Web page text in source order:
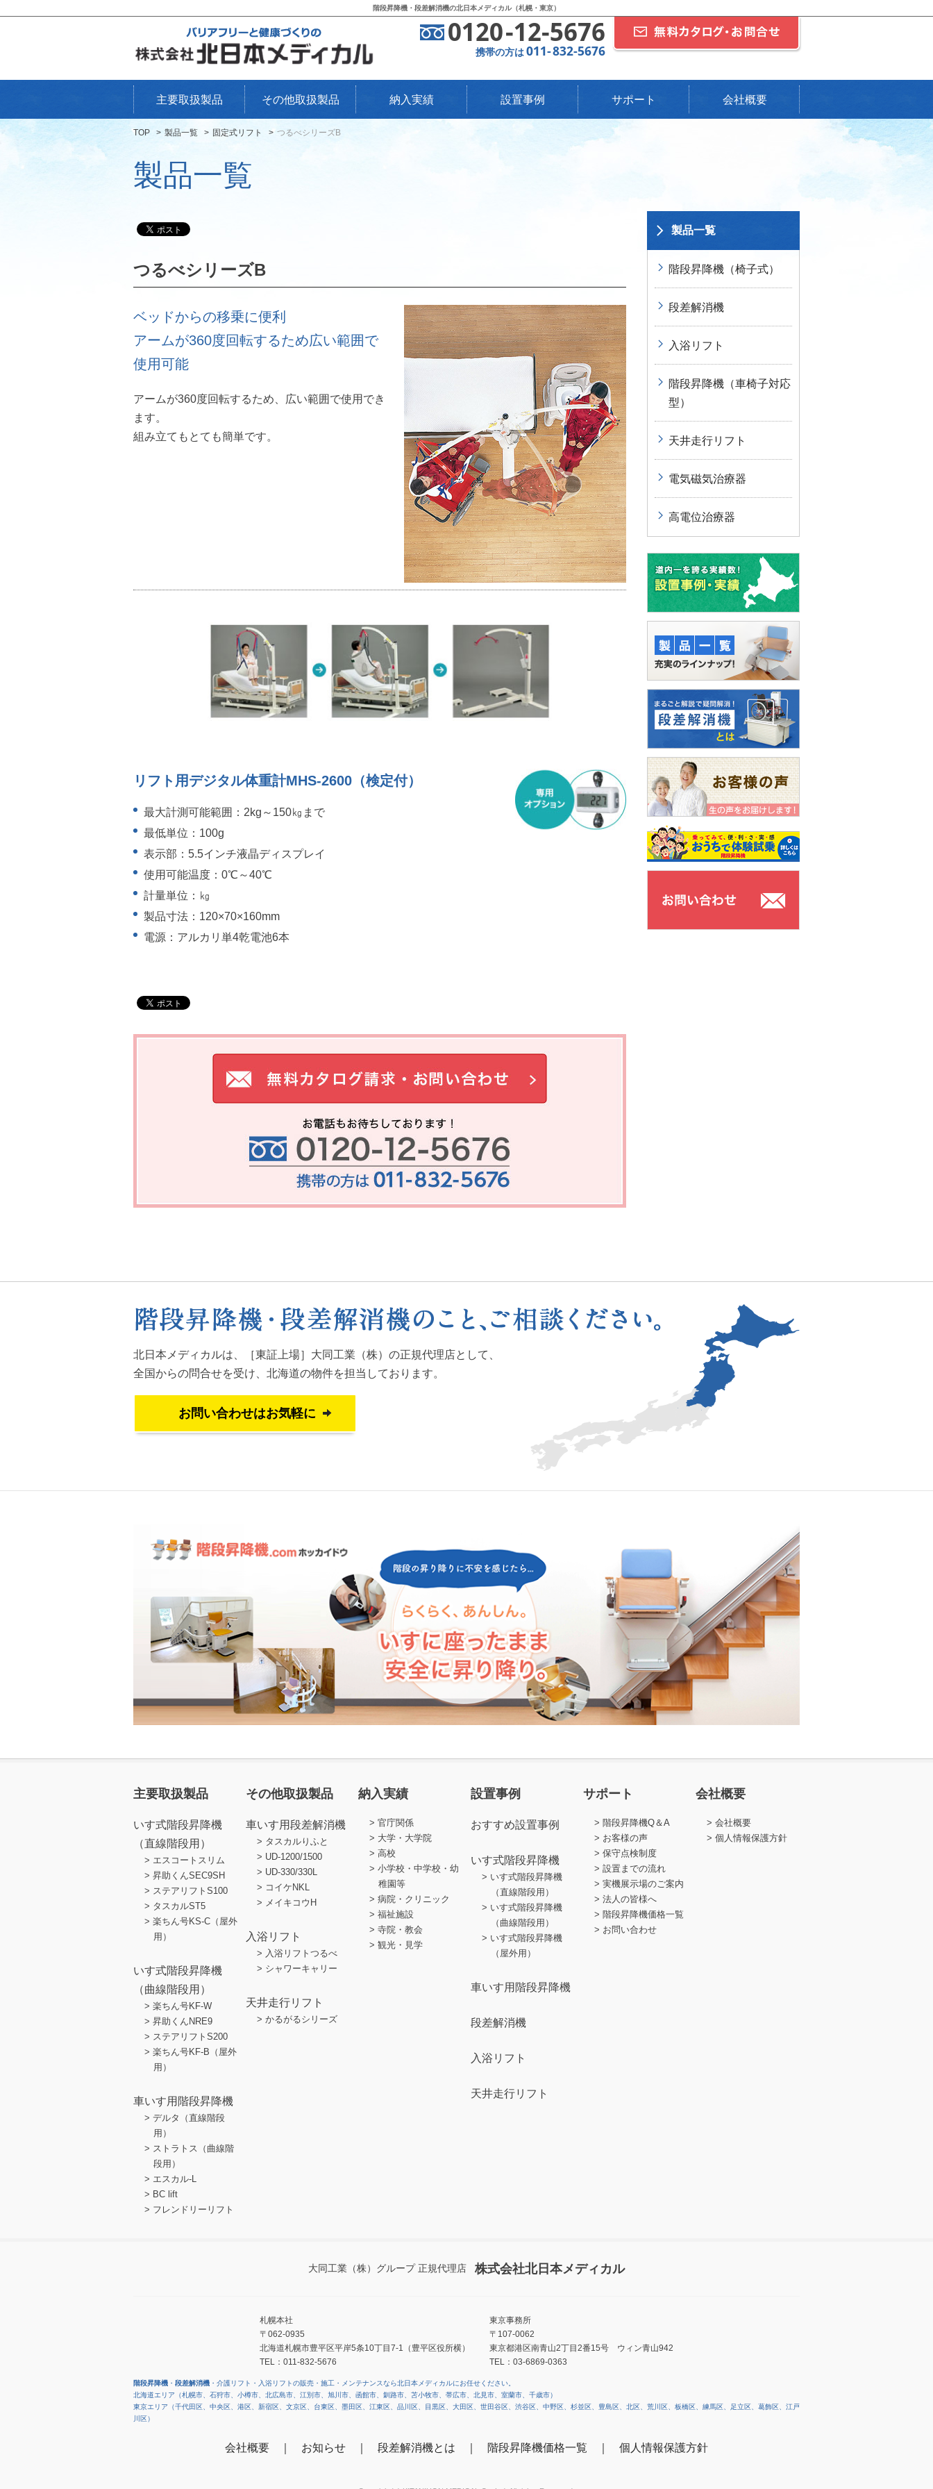
階段昇降機・段差解消機の北日本メディカル（札幌・東京）
0120-12-5676
携帯の方は011-832-5676
主要取扱製品 その他取扱製品 納入実績 設置事例 サポート 会社概要
TOP 製品一覧 固定式リフト つるべシリーズB
製品一覧
つるべシリーズB
ベッドからの移乗に便利
アームが360度回転するため広い範囲で
使用可能
アームが360度回転するため、広い範囲で使用でき
ます。
組み立てもとても簡単です。
リフト用デジタル体重計MHS-2600（検定付）
最大計測可能範囲：2kg～150㎏まで
最低単位：100g
表示部：5.5インチ液晶ディスプレイ
使用可能温度：0℃～40℃
計量単位：㎏
製品寸法：120×70×160mm
電源：アルカリ単4乾電池6本
製品一覧
階段昇降機（椅子式）
段差解消機
入浴リフト
階段昇降機（車椅子対応
型）
天井走行リフト
電気磁気治療器
高電位治療器
北日本メディカルは、［東証上場］大同工業（株）の正規代理店として、
全国からの問合せを受け、 北海道の物件を担当しております。
お問い合わせはお気軽に
主要取扱製品
いす式階段昇降機
（直線階段用）
エスコートスリム
昇助くんSEC9SH
ステアリフトS100
タスカルST5
楽ちん号KS-C（屋外
用）
いす式階段昇降機
（曲線階段用）
楽ちん号KF-W
昇助くんNRE9
ステアリフトS200
楽ちん号KF-B（屋外
用）
車いす用階段昇降機
デルタ（直線階段
用）
ストラトス（曲線階
段用）
エスカル-L
BC lift
フレンドリーリフト
その他取扱製品
車いす用段差解消機
タスカルりふと
UD-1200/1500
UD-330/330L
コイケNKL
メイキコウH
入浴リフト
入浴リフトつるべ
シャワーキャリー
天井走行リフト
かるがるシリーズ
納入実績
官庁関係
大学・大学院
高校
小学校・中学校・幼
稚園等
病院・クリニック
福祉施設
寺院・教会
観光・見学
設置事例
おすすめ設置事例
いす式階段昇降機
いす式階段昇降機
（直線階段用）
いす式階段昇降機
（曲線階段用）
いす式階段昇降機
（屋外用）
車いす用階段昇降機
段差解消機
入浴リフト
天井走行リフト
サポート
階段昇降機Q＆A
お客様の声
保守点検制度
設置までの流れ
実機展示場のご案内
法人の皆様へ
階段昇降機価格一覧
お問い合わせ
会社概要
会社概要
個人情報保護方針
大同工業（株）グループ 正規代理店 株式会社北日本メディカル
札幌本社
〒062-0935
北海道札幌市豊平区平岸5条10丁目7-1（豊平区役所横）
TEL：011-832-5676
東京事務所
〒107-0062
東京都港区南青山2丁目2番15号 ウィン青山942
TEL：03-6869-0363
階段昇降機 ・ 段差解消機 ・介護リフト・入浴リフトの販売・施工・メンテナンスなら北日本メディカルにお任せください。
北海道エリア（札幌市、石狩市、小樽市、北広島市、江別市、旭川市、函館市、釧路市、苫小牧市、帯広市、北見市、室蘭市、千歳市）
東京エリア（千代田区、中央区、港区、新宿区、文京区、台東区、墨田区、江東区、品川区、目黒区、大田区、世田谷区、渋谷区、中野区、杉並区、豊島区、北区、荒川区、板橋区、練馬区、足立区、葛飾区、江戸
川区）
会社概要 お知らせ 段差解消機とは 階段昇降機価格一覧 個人情報保護方針